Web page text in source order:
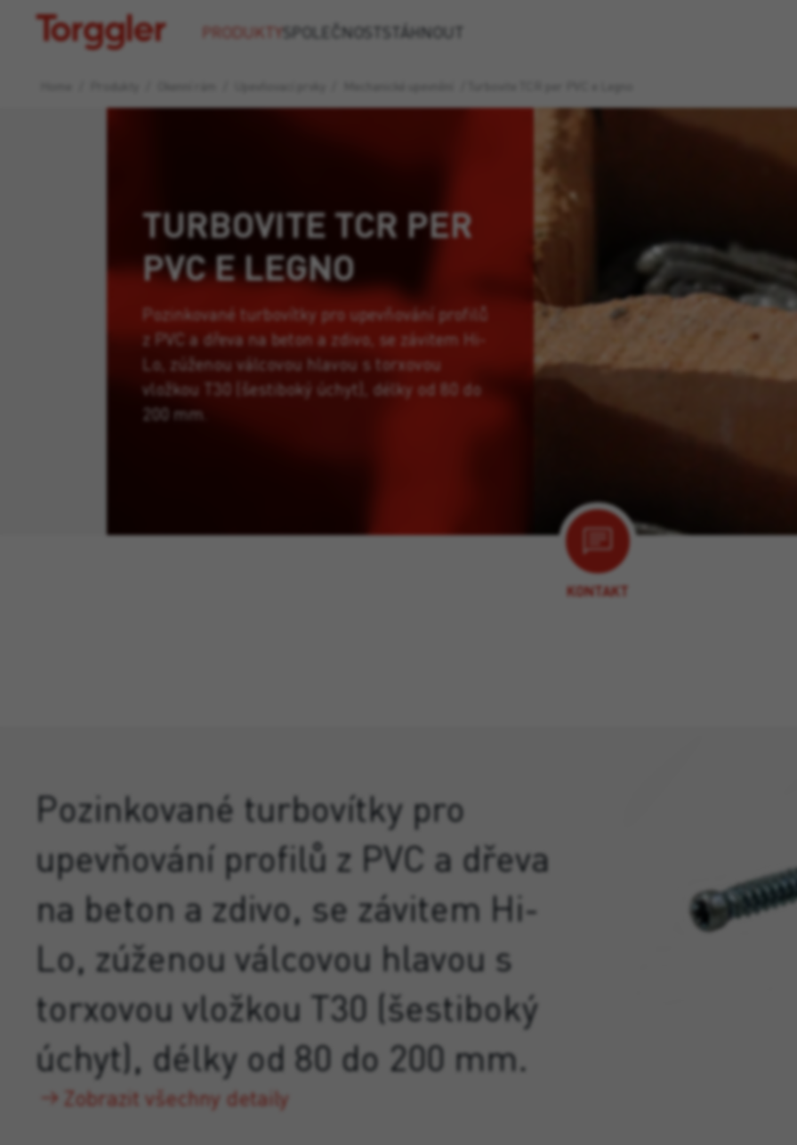
Torggler PRODUKTY SPOLEČNOST STÁHNOUT
TURBOVITE TCR PER
PVC E LEGNO
Pozinkované turbovítky pro upevňování profilů
z PVC a dřeva na beton a zdivo, se závitem Hi-
Lo, zúženou válcovou hlavou s torxovou
vložkou T30 (šestiboký úchyt), délky od 80 do
200 mm.
KONTAKT
Pozinkované turbovítky pro
upevňování profilů z PVC a dřeva
na beton a zdivo, se závitem Hi-
Lo, zúženou válcovou hlavou s
torxovou vložkou T30 (šestiboký
úchyt), délky od 80 do 200 mm.
Zobrazit všechny detaily